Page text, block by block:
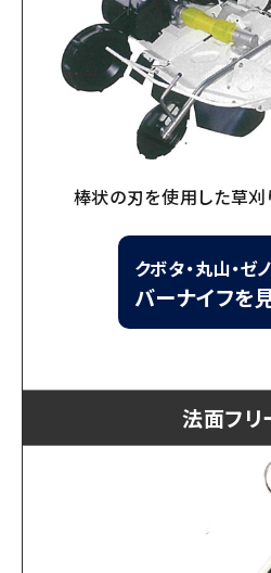
棒状の刃を使用した草刈
クボタ・丸山・ゼ
バーナイフを
法面フリ